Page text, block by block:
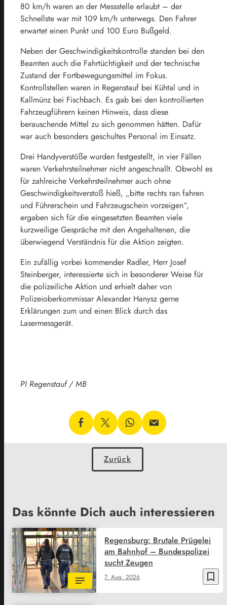
80 km/h waren an der Messstelle erlaubt – der
Schnellste war mit 109 km/h unterwegs. Den Fahrer
erwartet einen Punkt und 100 Euro Bußgeld.
Neben der Geschwindigkeitskontrolle standen bei den
Beamten auch die Fahrtüchtigkeit und der technische
Zustand der Fortbewegungsmittel im Fokus.
Kontrollstellen waren in Regenstauf bei Kühtal und in
Kallmünz bei Fischbach. Es gab bei den kontrollierten
Fahrzeugführern keinen Hinweis, dass diese
berauschende Mittel zu sich genommen hätten. Dafür
war auch besonders geschultes Personal im Einsatz.
Drei Handyverstöße wurden festgestellt, in vier Fällen
waren Verkehrsteilnehmer nicht angeschnallt. Obwohl es
für zahlreiche Verkehrsteilnehmer auch ohne
Geschwindigkeitsverstoß hieß, „bitte rechts ran fahren
und Führerschein und Fahrzeugschein vorzeigen“,
ergaben sich für die eingesetzten Beamten viele
kurzweilige Gespräche mit den Angehaltenen, die
überwiegend Verständnis für die Aktion zeigten.
Ein zufällig vorbei kommender Radler, Herr Josef
Steinberger, interessierte sich in besonderer Weise für
die polizeiliche Aktion und erhielt daher von
Polizeioberkommissar Alexander Hanysz gerne
Erklärungen zum und einen Blick durch das
Lasermessgerät.
PI Regenstauf / MB
Zurück
Das könnte Dich auch interessieren
Bundespolizei
bookmark_border
7. Aug. 2026
Regensburg: Brutale Prügelei
am Bahnhof – Bundespolizei
sucht Zeugen